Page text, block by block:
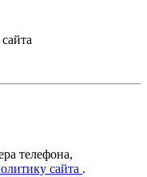
телефона,
сайта .